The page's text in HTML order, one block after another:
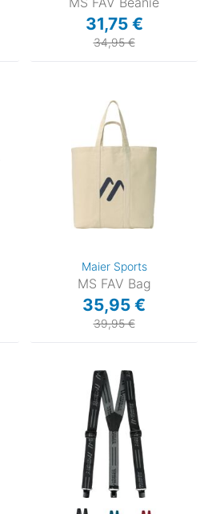
31,75 €
34,95 €
Maier Sports
MS FAV Bag
35,95 €
39,95 €